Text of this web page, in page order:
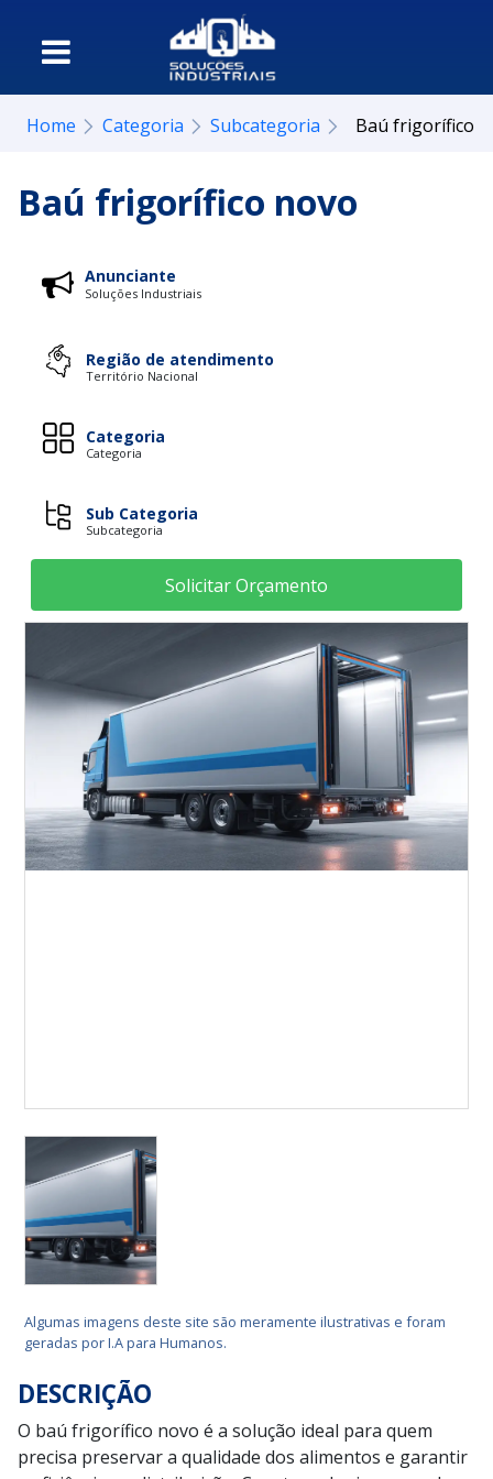
Home Categoria Subcategoria Baú frigorífico
Baú frigorífico novo
Anunciante
Soluções Industriais
Região de atendimento
Território Nacional
Categoria
Categoria
Sub Categoria
Subcategoria
Solicitar Orçamento
Algumas imagens deste site são meramente ilustrativas e foram
geradas por I.A para Humanos.
DESCRIÇÃO
O baú frigorífico novo é a solução ideal para quem
precisa preservar a qualidade dos alimentos e garantir